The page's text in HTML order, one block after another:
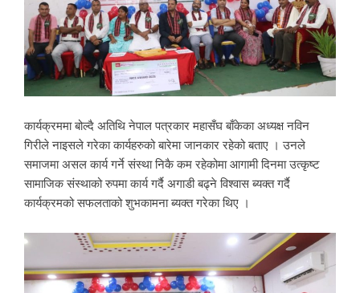
कार्यक्रममा बोल्दै अतिथि नेपाल पत्रकार महासँघ बाँकेका अध्यक्ष नविन
गिरीले नाइसले गरेका कार्यहरुको बारेमा जानकार रहेको बताए । उनले
समाजमा असल कार्य गर्ने संस्था निकै कम रहेकोमा आगामी दिनमा उत्कृष्ट
सामाजिक संस्थाको रुपमा कार्य गर्दै अगाडी बढ्ने विश्वास ब्यक्त गर्दै
कार्यक्रमको सफलताको शुभकामना ब्यक्त गरेका थिए ।